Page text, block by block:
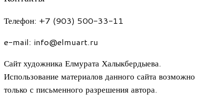
Телефон: +7 (903) 500-33-11
e-mail: info@elmuart.ru
Сайт художника Елмурата Халыкбердыева.
Использование материалов данного сайта возможно
только с письменного разрешения автора.